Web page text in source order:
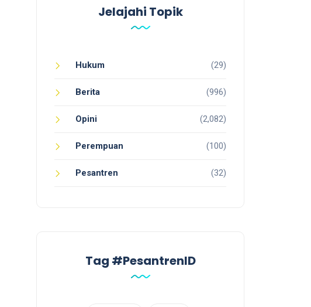
Jelajahi Topik
Hukum (29)
Berita (996)
Opini (2,082)
Perempuan (100)
Pesantren (32)
Tag #PesantrenID